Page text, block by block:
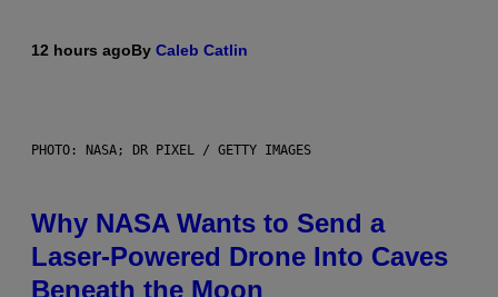
12 hours agoBy Caleb Catlin
PHOTO: NASA; DR PIXEL / GETTY IMAGES
Why NASA Wants to Send a
Laser-Powered Drone Into Caves
Beneath the Moon